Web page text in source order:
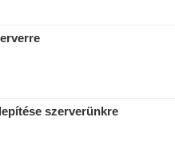
szerverünkre